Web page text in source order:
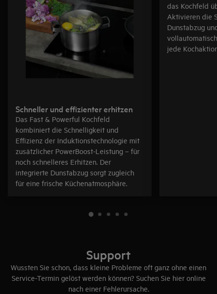
Schneller und effizienter erhitzen
Das Fast & Powerful Kochfeld
kombiniert die Schnelligkeit und
Effizienz der Induktionstechnologie mit
zusätzlicher PowerBoost-Leistung – für
noch schnelleres Erhitzen. Der
integrierte Dunstabzug sorgt zugleich
für eine frische Küchenatmosphäre.
das Kochfeld
Aktivieren die
Dunstabzug
jede
Support
Wussten Sie schon, dass kleine Probleme oft ganz ohne einen
Service-Termin gelöst werden können? Suchen Sie hier online
nach einer Fehlerursache.